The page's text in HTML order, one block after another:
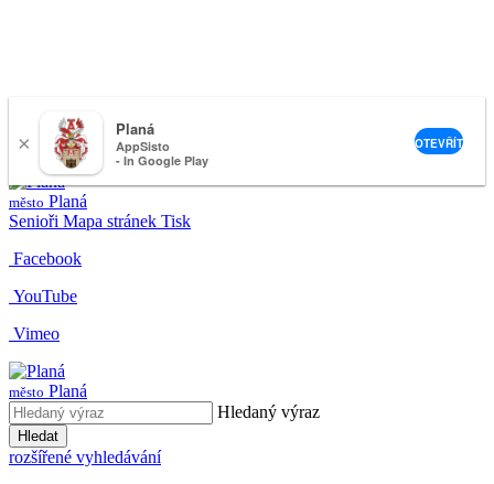
nemeckova@muplana.cz
město Planá
Senioři Mapa stránek Tisk
Facebook
YouTube
Vimeo
město Planá
Hledaný výraz
Hledat
rozšířené vyhledávání
×
Planá
AppSisto
- In Google Play
OTEVŘÍT